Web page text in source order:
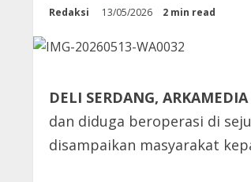
Redaksi 13/05/2026 2 min read
DELI SERDANG, ARKAMEDIA
dan diduga beroperasi di
disampaikan masyarakat